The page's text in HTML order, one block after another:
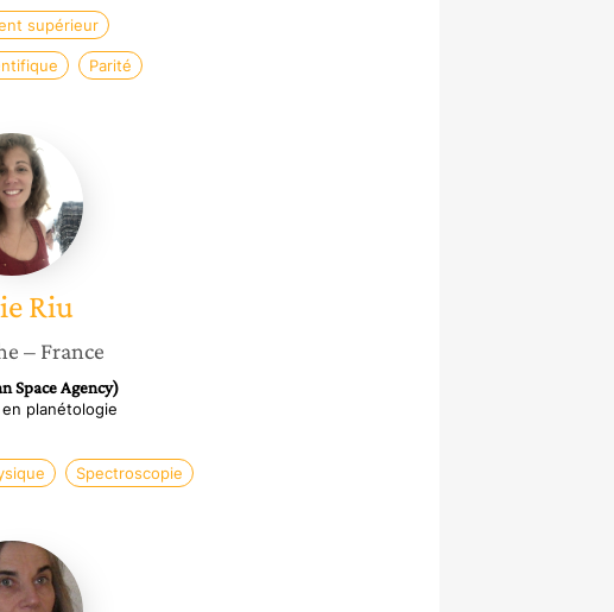
supérieur
Parité
Lucie
Riu
Riu
– France
Space Agency)
planétologie
Spectroscopie
Maryvonne
Gerin